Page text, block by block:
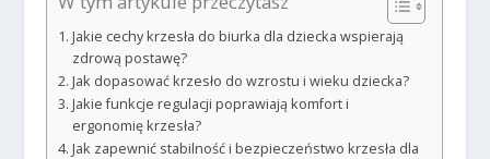
Jakie cechy krzesła do biurka dla dziecka wspierają
zdrową postawę?
Jak dopasować krzesło do wzrostu i wieku dziecka?
Jakie funkcje regulacji poprawiają komfort i
ergonomię krzesła?
Jak zapewnić stabilność i bezpieczeństwo krzesła dla